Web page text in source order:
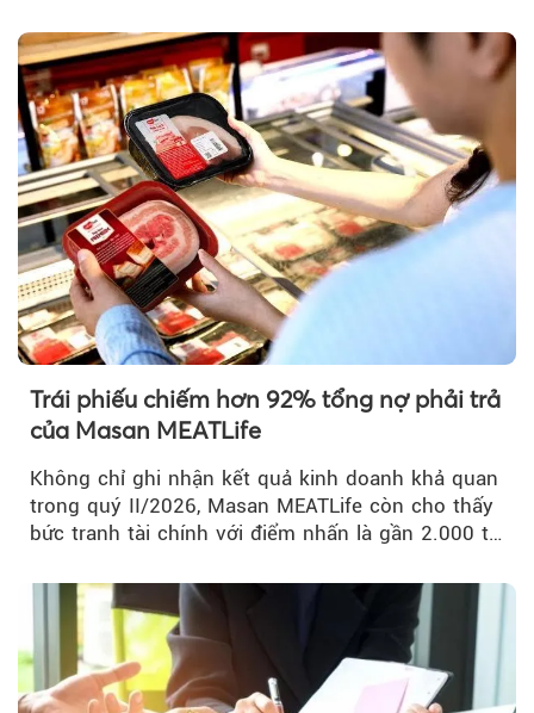
Trái phiếu chiếm hơn 92% tổng nợ phải trả
của Masan MEATLife
Không chỉ ghi nhận kết quả kinh doanh khả quan
trong quý II/2026, Masan MEATLife còn cho thấy
bức tranh tài chính với điểm nhấn là gần 2.000 tỷ